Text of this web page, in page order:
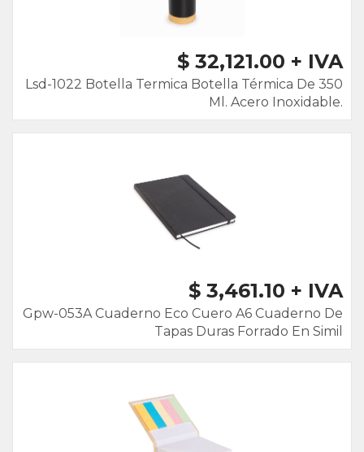
$ 32,121.00 + IVA
Lsd-1022 Botella Termica Botella Térmica De 350
Ml. Acero Inoxidable.
$ 3,461.10 + IVA
Gpw-053A Cuaderno Eco Cuero A6 Cuaderno De
Tapas Duras Forrado En Simil